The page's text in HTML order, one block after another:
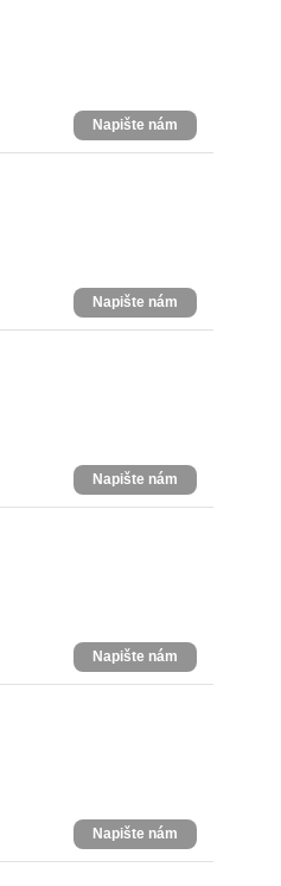
Napište nám
Napište nám
Napište nám
Napište nám
Napište nám